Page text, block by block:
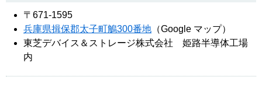
〒671-1595
兵庫県揖保郡太子町鵤300番地 （Google マップ）
東芝デバイス＆ストレージ株式会社 姫路半導体工場
内